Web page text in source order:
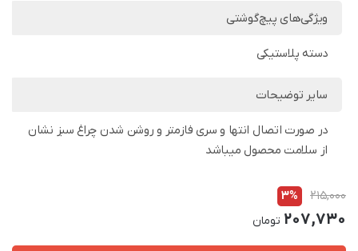
ویژگی‌های پیچ‌گوشتی
دسته پلاستیکی
سایر توضیحات
در صورت اتصال انتها و سری فازمتر و روشن شدن چراغ سبز نشان
از سلامت محصول میباشد
215,000
3%
207,730 تومان